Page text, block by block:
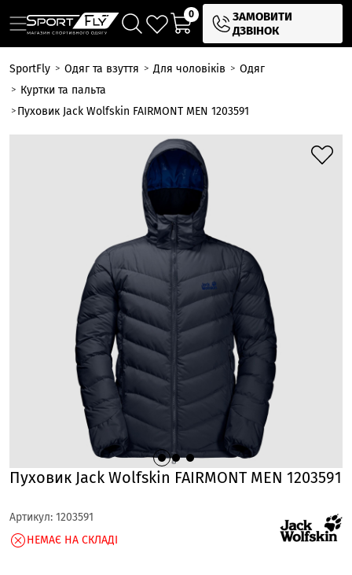
0
ЗАМОВИТИ
ДЗВІНОК
SportFly Одяг та взуття Для чоловіків
Одяг
Куртки та пальта
Пуховик Jack Wolfskin FAIRMONT MEN 1203591
Пуховик Jack Wolfskin FAIRMONT MEN 1203591
Артикул: 1203591
НЕМАЄ НА СКЛАДІ